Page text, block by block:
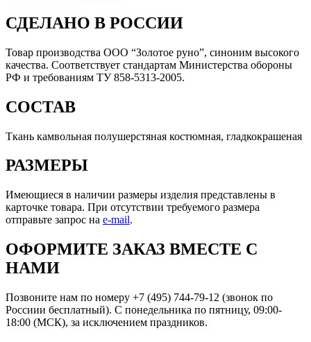
СДЕЛАНО В РОССИИ
Товар производства ООО “Золотое руно”, синоним высокого
качества. Соответствует стандартам Министерства обороны
РФ и требованиям ТУ 858-5313-2005.
СОСТАВ
Ткань камвольная полушерстяная костюмная, гладкокрашеная
РАЗМЕРЫ
Имеющиеся в наличии размеры изделия представлены в
карточке товара. При отсутствии требуемого размера
отправьте запрос на e-mail.
ОФОРМИТЕ ЗАКАЗ ВМЕСТЕ С
НАМИ
Позвоните нам по номеру +7 (495) 744-79-12 (звонок по
Россиии бесплатный). С понедельника по пятницу, 09:00-
18:00 (МСК), за исключением праздников.